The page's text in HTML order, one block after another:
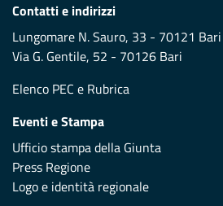
Contatti e indirizzi
Lungomare N. Sauro, 33 - 70121 Bari
Via G. Gentile, 52 - 70126 Bari
Elenco PEC e Rubrica
Eventi e Stampa
Ufficio stampa della Giunta
Press Regione
Logo e identità regionale